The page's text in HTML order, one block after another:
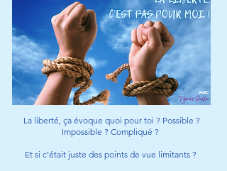
La liberté, ça évoque quoi pour toi ? Possible ?
Impossible ? Compliqué ?
Et si c’était juste des points de vue limitants ?